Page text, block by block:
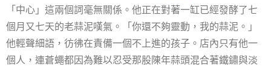
「中心」這兩個詞毫無關係。他正在對著一缸已經發酵了七
個月又七天的老蒜泥嘆氣。「你還不夠靈動，我的蒜泥。」
他輕聲細語，彷彿在責備一個不上進的孩子。店內只有他一
個人，連蒼蠅都因為難以忍受那股陳年蒜頭混合著鐵鏽與淡